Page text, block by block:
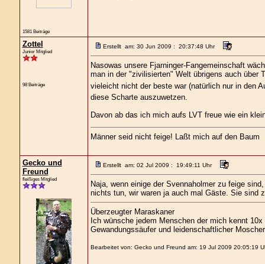
1581 Beiträge
Zottel
Junior Mitglied
98 Beiträge
Erstellt am: 30 Jun 2009 : 20:37:48 Uhr
Nasowas unsere Fjarninger-Fangemeinschaft
man in der "zivilisierten" Welt übrigens auch über
vieleicht nicht der beste war (natürlich nur in den
diese Scharte auszuwetzen.
Davon ab das ich mich aufs LVT freue wie ein
Männer seid nicht feige! Laßt mich auf den Baum
Gecko und
Freund
fleißiges Mitglied
Erstellt am: 02 Jul 2009 : 19:49:11 Uhr
Naja, wenn einige der Svennaholmer zu feige
nichts tun, wir waren ja auch mal Gäste. Sie sind
Überzeugter Maraskaner
Ich wünsche jedem Menschen der mich kennt
Gewandungssäufer und leidenschaftlicher Moscher
Bearbeitet von: Gecko und Freund am: 19 Jul 2009 20:05:19